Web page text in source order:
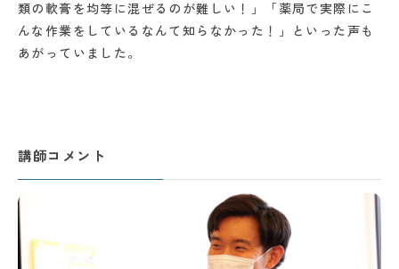
類の軟膏を均等に混ぜるのが難しい！」「薬局で実際にこ
んな作業をしているなんて知らなかった！」といった声も
あがっていました。
講師コメント